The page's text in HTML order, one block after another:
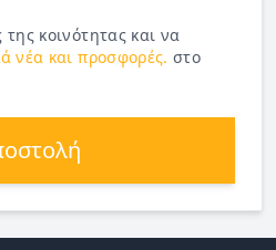
κοινότητας και να
νέα και προσφορές. στο